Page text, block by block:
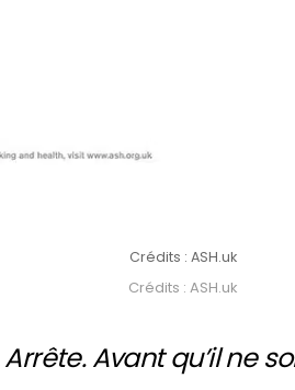
Crédits : ASH.uk
Crédits : ASH.uk
Arrête. Avant qu’il ne